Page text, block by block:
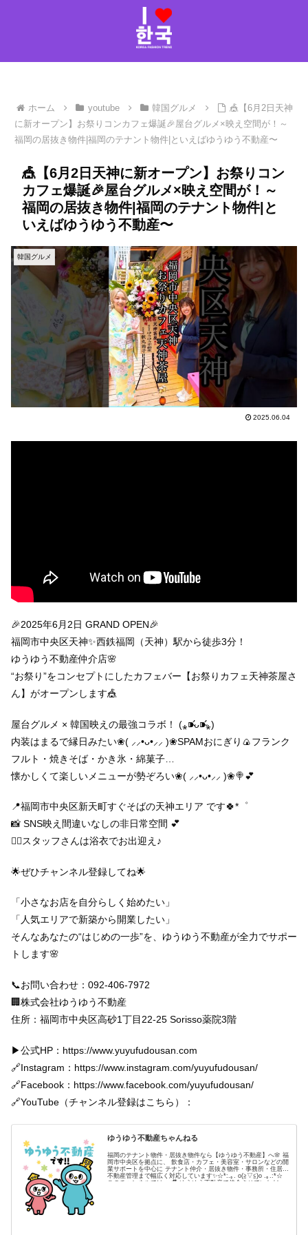
ホーム youtube 韓国グルメ
🎪【6月2日天神
に新オープン】お祭りコンカフェ爆誕🎉屋台グルメ×映え空間が！～
福岡の居抜き物件|福岡のテナント物件|といえばゆうゆう不動産〜
🎪【6月2日天神に新オープン】お祭りコン
カフェ爆誕🎉屋台グルメ×映え空間が！～
福岡の居抜き物件|福岡のテナント物件|と
いえばゆうゆう不動産〜
韓国グルメ
2025.06.04
🎉2025年6月2日 GRAND OPEN🎉
福岡市中央区天神✨西鉄福岡（天神）駅から徒歩3分！
ゆうゆう不動産仲介店🌸
“お祭り”をコンセプトにしたカフェバー【お祭りカフェ天神茶屋さ
ん】がオープンします🎪
屋台グルメ × 韓国映えの最強コラボ！ (⁎⁍̴̛ᴗ⁍̴̛⁎)
内装はまるで縁日みたい❀( ⸝⸝•ᴗ•⸝⸝ )❀SPAMおにぎり🍙フランク
フルト・焼きそば・かき氷・綿菓子…
懐かしくて楽しいメニューが勢ぞろい❀( ⸝⸝•ᴗ•⸝⸝ )❀🍭💕
📍福岡市中央区新天町すぐそばの天神エリア です🍀*゜
📸 SNS映え間違いなしの非日常空間 💕
💁‍♀️スタッフさんは浴衣でお出迎え♪
🌟ぜひチャンネル登録してね🌟
「小さなお店を自分らしく始めたい」
「人気エリアで新築から開業したい」
そんなあなたの“はじめの一歩”を、ゆうゆう不動産が全力でサポー
トします🌸
📞お問い合わせ：092-406-7972
🏢株式会社ゆうゆう不動産
住所：福岡市中央区高砂1丁目22-25 Sorisso薬院3階
▶︎公式HP：https://www.yuyufudousan.com
🔗Instagram：https://www.instagram.com/yuyufudousan/
🔗Facebook：https://www.facebook.com/yuyufudousan/
🔗YouTube（チャンネル登録はこちら）：
ゆうゆう不動産ちゃんねる
福岡のテナント物件・居抜き物件なら【ゆうゆう不動産】へ🌸 福
岡市中央区を拠点に、 飲食店・カフェ・美容室・サロンなどの開
業サポートを中心に テナント仲介・居抜き物件・事務所・住居・
不動産管理まで幅広く対応しています✨☆*:.｡. o(≧▽≦)o .｡.:*☆
このチャンネルでは、 🎥 ゆうゆう不動産で仲介させていただ